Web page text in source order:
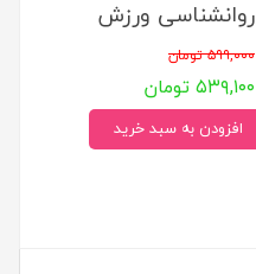
روانشناسی ورزش
۵۹۹,۰۰۰ تومان
۵۳۹,۱۰۰ تومان
افزودن به سبد خرید